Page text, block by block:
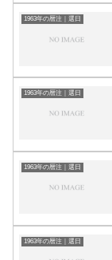
1963年の暦注｜選日
1963年の暦注｜選日
1963年の暦注｜選日
1963年の暦注｜選日